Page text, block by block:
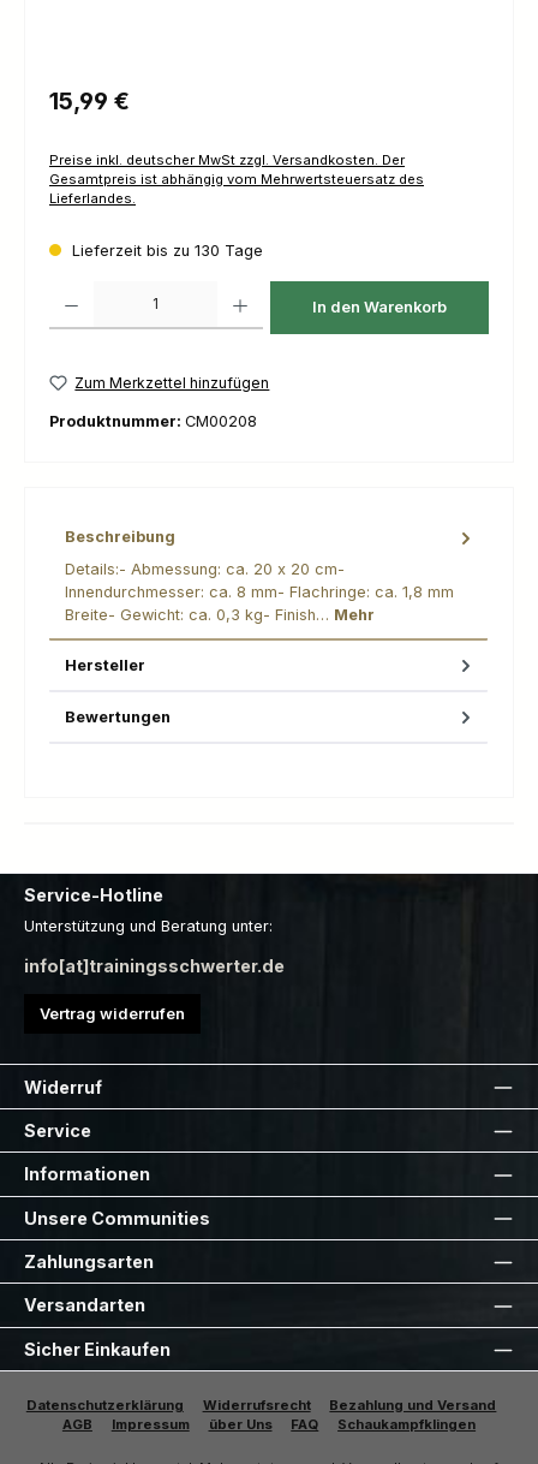
Regulärer Preis:
15,99 €
Preise inkl. deutscher MwSt zzgl. Versandkosten. Der
Gesamtpreis ist abhängig vom Mehrwertsteuersatz des
Lieferlandes.
Lieferzeit bis zu 130 Tage
In den Warenkorb
Zum Merkzettel hinzufügen
Produktnummer: CM00208
Beschreibung
Details:- Abmessung: ca. 20 x 20 cm-
Innendurchmesser: ca. 8 mm- Flachringe: ca. 1,8 mm
Breite- Gewicht: ca. 0,3 kg- Finish… Mehr
Hersteller
Bewertungen
Service-Hotline
Unterstützung und Beratung unter:
info[at]trainingsschwerter.de
Vertrag widerrufen
Widerruf
Service
Informationen
Unsere Communities
Zahlungsarten
Versandarten
Sicher Einkaufen
Datenschutzerklärung Widerrufsrecht
Bezahlung und Versand
AGB
Impressum über Uns FAQ Schaukampfklingen